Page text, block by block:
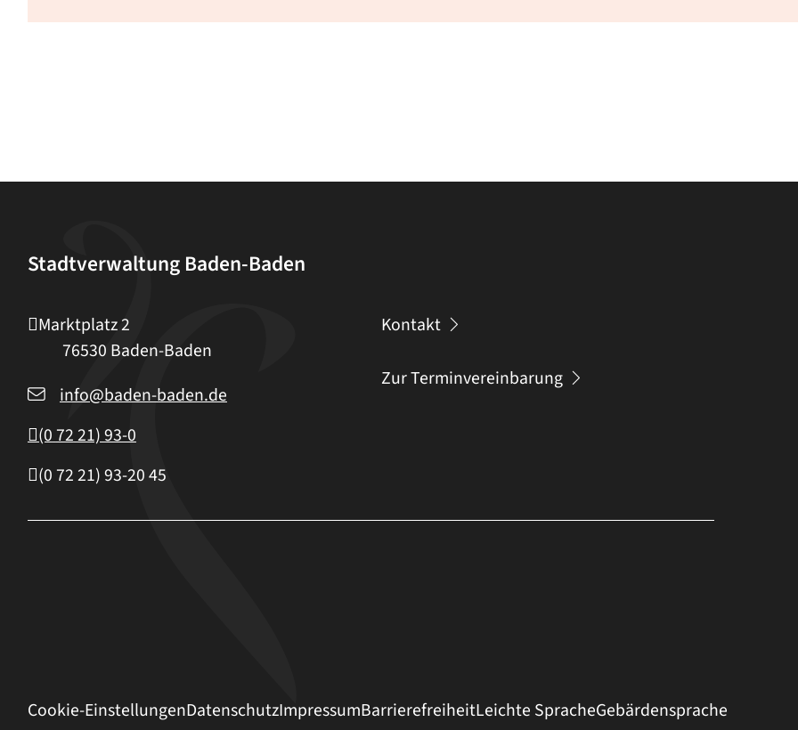
Stadtverwaltung Baden-Baden
Marktplatz 2
76530 Baden-Baden
info@baden-baden.de
(07221) 93-0
(0 7221) 93-2045
Kontakt
Zur Terminvereinbarung
Cookie-EinstellungenDatenschutzImpressumBarrierefreiheitLeichte SpracheGebärdensprache